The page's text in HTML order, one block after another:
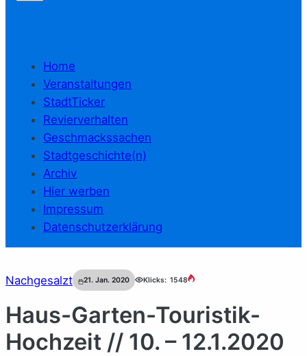
Home
Veranstaltungen
StadtTicker
Revierverhalten
Geschmackssachen
Stadtgeschichte(n)
Archiv
Hier werben
Impressum
Datenschutzerklärung
Nachgesalzt 21. Jan. 2020 Klicks: 1548
Haus-Garten-Touristik-
Hochzeit // 10. – 12.1.2020